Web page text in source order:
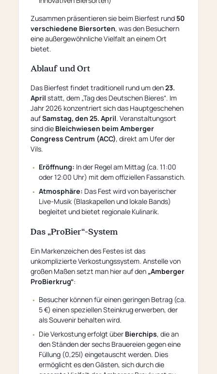
Zusammen präsentieren sie beim Bierfest rund 50
verschiedene Biersorten, was den Besuchern
eine außergewöhnliche Vielfalt an einem Ort
bietet.
Ablauf und Ort
Das Bierfest findet traditionell rund um den23.
April statt, dem „Tag des Deutschen Bieres“. Im
Jahr 2026 konzentriert sich das Hauptgeschehen
aufSamstag, den 25. April. Veranstaltungsort
sind die Bleichwiesen beim Amberger
Congress Centrum (ACC), direkt am Ufer der
Vils.
Eröffnung: In der Regel am Mittag (ca. 11:00
oder 12:00 Uhr) mit dem offiziellen Fassanstich.
Atmosphäre: Das Fest wird von bayerischer
Live-Musik (Blaskapellen und lokale Bands)
begleitet und bietet regionale Kulinarik.
Das „ProBier“-System
Ein Markenzeichen des Festes ist das
unkomplizierte Verkostungssystem. Anstelle von
großen Maßen setzt man hier auf den „Amberger
ProBierkrug“:
Besucher können für einen geringen Betrag (ca.
5 €) einen speziellen Steinkrug erwerben, der
als Souvenir behalten wird.
Die Verkostung erfolgt über Bierchips, die an
den Ständen der sechs Brauereien gegen eine
Füllung (0,25l) eingetauscht werden. Dies
ermöglicht es den Gästen, sich durch die